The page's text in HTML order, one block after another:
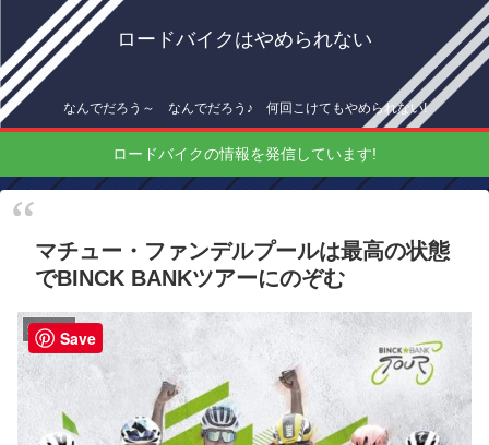
ロードバイクはやめられない
なんでだろう～ なんでだろう♪ 何回こけてもやめられない!
ロードバイクの情報を発信しています!
マチュー・ファンデルプールは最高の状態
でBINCK BANKツアーにのぞむ
海外情報Save